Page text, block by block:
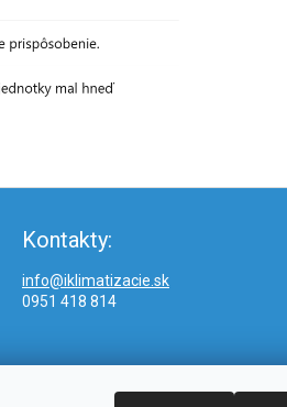
Kontakty:
info@iklimatizacie.sk
0951 418 814